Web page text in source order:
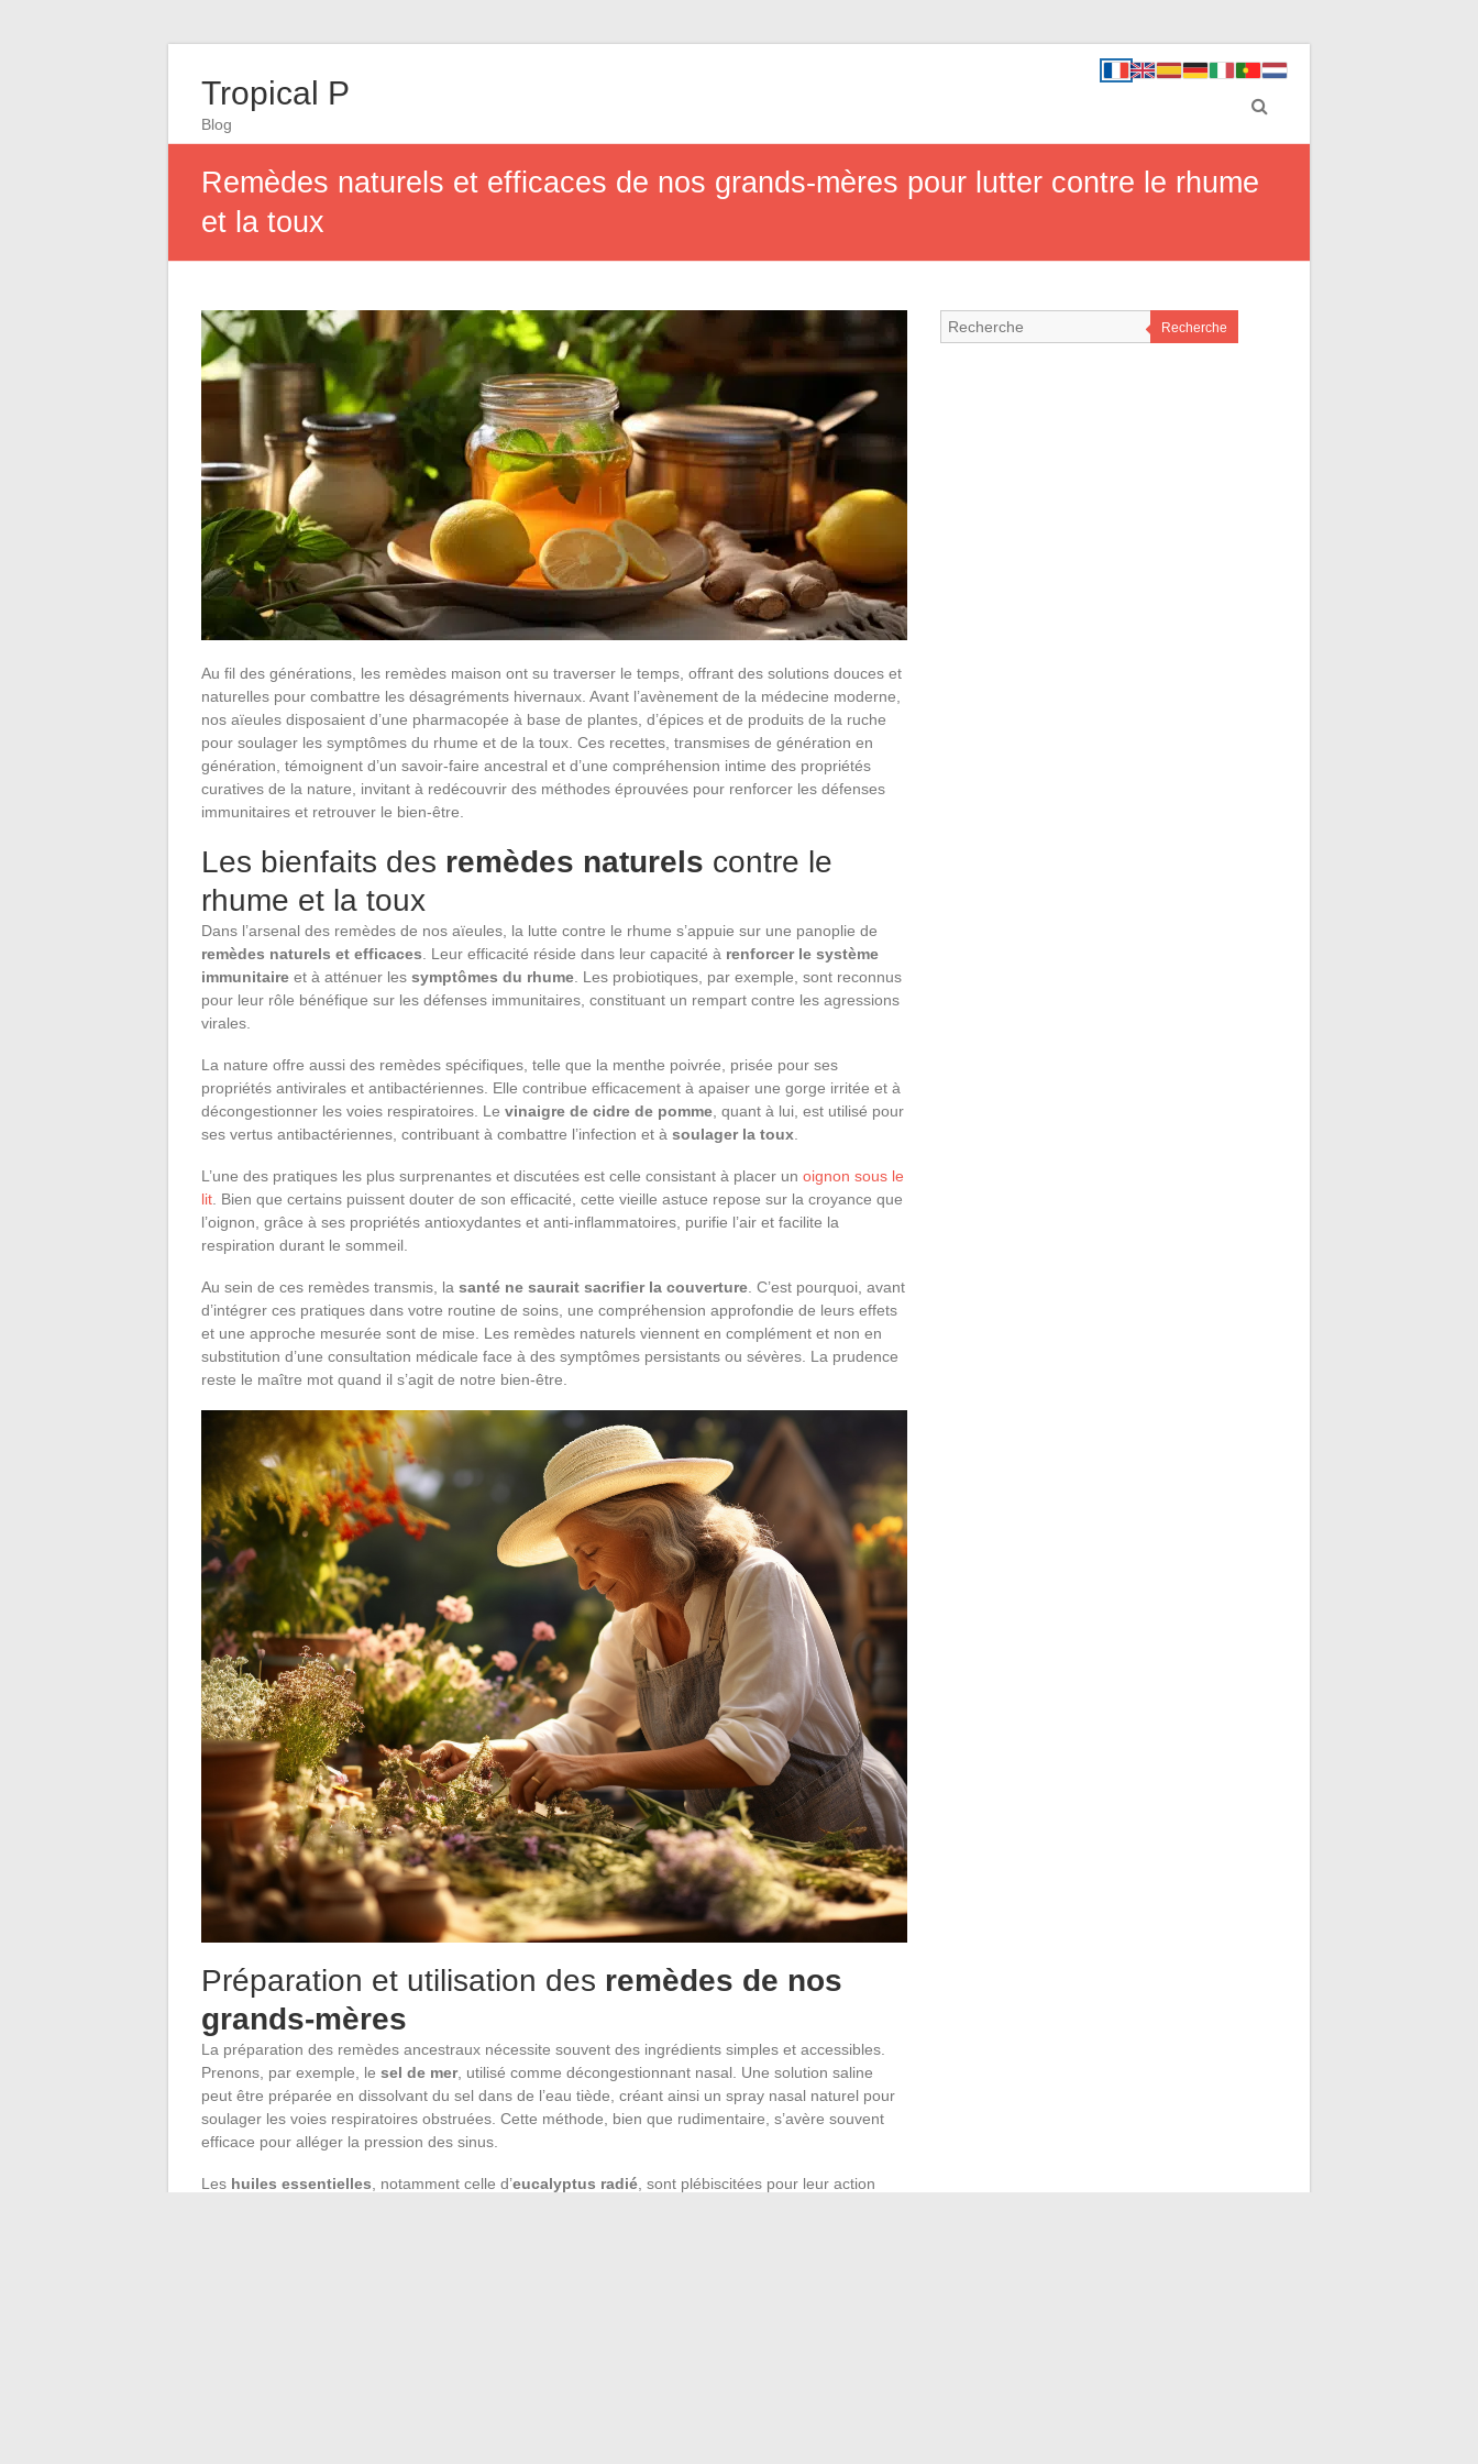
Tropical P
Blog
Remèdes naturels et efficaces de nos grands-mères pour lutter contre le rhume
et la toux
Au fil des générations, les remèdes maison ont su traverser le temps, offrant des solutions douces et
naturelles pour combattre les désagréments hivernaux. Avant l’avènement de la médecine moderne,
nos aïeules disposaient d’une pharmacopée à base de plantes, d’épices et de produits de la ruche
pour soulager les symptômes du rhume et de la toux. Ces recettes, transmises de génération en
génération, témoignent d’un savoir-faire ancestral et d’une compréhension intime des propriétés
curatives de la nature, invitant à redécouvrir des méthodes éprouvées pour renforcer les défenses
immunitaires et retrouver le bien-être.
Les bienfaits des remèdes naturels contre le
rhume et la toux
Dans l’arsenal des remèdes de nos aïeules, la lutte contre le rhume s’appuie sur une panoplie de
remèdes naturels et efficaces . Leur efficacité réside dans leur capacité à renforcer le système
immunitaire et à atténuer les symptômes du rhume . Les probiotiques, par exemple, sont reconnus
pour leur rôle bénéfique sur les défenses immunitaires, constituant un rempart contre les agressions
virales.
La nature offre aussi des remèdes spécifiques, telle que la menthe poivrée, prisée pour ses
propriétés antivirales et antibactériennes. Elle contribue efficacement à apaiser une gorge irritée et à
décongestionner les voies respiratoires. Le vinaigre de cidre de pomme , quant à lui, est utilisé pour
ses vertus antibactériennes, contribuant à combattre l’infection et à soulager la toux
L’une des pratiques les plus surprenantes et discutées est celle consistant à placer un oignon sous le
lit . Bien que certains puissent douter de son efficacité, cette vieille astuce repose sur la croyance que
l’oignon, grâce à ses propriétés antioxydantes et anti-inflammatoires, purifie l’air et facilite la
respiration durant le sommeil.
Au sein de ces remèdes transmis, la santé ne saurait sacrifier la couverture . C’est pourquoi, avant
d’intégrer ces pratiques dans votre routine de soins, une compréhension approfondie de leurs effets
et une approche mesurée sont de mise. Les remèdes naturels viennent en complément et non en
substitution d’une consultation médicale face à des symptômes persistants ou sévères. La prudence
reste le maître mot quand il s’agit de notre bien-être.
Préparation et utilisation des remèdes de nos
grands-mères
La préparation des remèdes ancestraux nécessite souvent des ingrédients simples et accessibles.
Prenons, par exemple, le sel de mer, utilisé comme décongestionnant nasal. Une solution saline
peut être préparée en dissolvant du sel dans de l’eau tiède, créant ainsi un spray nasal naturel pour
soulager les voies respiratoires obstruées. Cette méthode, bien que rudimentaire, s’avère souvent
efficace pour alléger la pression des sinus.
Les huiles essentielles , notamment celle d’eucalyptus radié , sont plébiscitées pour leur action
Recherche